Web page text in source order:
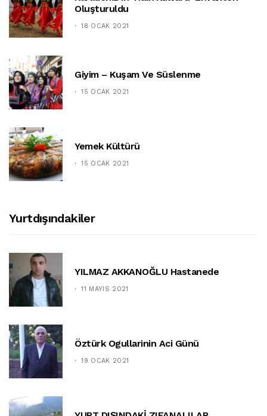
Oluşturuldu
18 OCAK 2021
Giyim – Kuşam Ve Süslenme
15 OCAK 2021
Yemek Kültürü
15 OCAK 2021
Yurtdışındakiler
YILMAZ AKKANOĞLU Hastanede
11 MAYIS 2021
Öztürk Ogullarinin Aci Günü
19 OCAK 2021